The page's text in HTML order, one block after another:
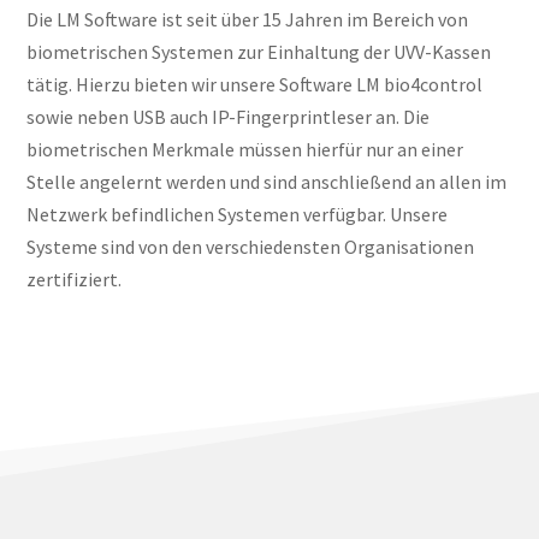
Die LM Software ist seit über 15 Jahren im Bereich von
biometrischen Systemen zur Einhaltung der UVV-Kassen
tätig. Hierzu bieten wir unsere Software LM bio4control
sowie neben USB auch IP‑Fingerprintleser an. Die
biometrischen Merkmale müssen hierfür nur an einer
Stelle angelernt werden und sind anschließend an allen im
Netzwerk befindlichen Systemen verfügbar. Unsere
Systeme sind von den verschiedensten Organisationen
zertifiziert.